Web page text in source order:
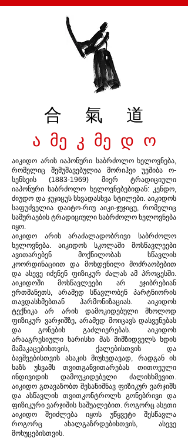
合 氣 道
ა მე კ მე დ ო
აიკიდო არის იაპონური საბრძოლო ხელოვნება,
რომელიც შემუშავებულია მორიჰეი უეშიბა ო-
სენსეის(1883-1969) მიერ ტრადიციული
იაპონური საბრძოლო ხელოვნებებიდან: კენდო,
ძიუდო და ჯუჯიცუს სხვადასხვა სტილები. აიკიდოს
საფუძველია დაიტო-რიუ აიკი-ჯუჯიცუ, რომელიც
სამურაების ტრადიციული საბრძოლო ხელოვნება
იყო.
აიკიდო არის არაძალადობრივი საბრძოლო
ხელოვნება. აიკიდოს სკოლაში მოსწავლეები
ავითარებენ მოქნილობას სწავლის
კოორდინაციით და მოხდენილი მოძრაობებით
და ასევე იძენენ ფიზიკურ ძალას ამ პროცესში.
აიკიდოში მოსწავლეები არ ეჯიბრებიან
ერთმანეთს, არამედ სწავლობენ პარტნიორის
თავდასხმებთან ჰარმონიზაციას. აიკიდოს
ტექნიკა არ არის დამოკიდებული მხოლოდ
ფიზიკურ ვარჯიშზე, არამედ მოიცავს დასვენებას
და გონების გაძლიერებას. აიკიდოს
არააგრესიული ხარისხი მას მიმზიდველს ხდის
მამაკაცებისთვის, ქალებისთვის და
ბავშვებისთვის ასაკის მიუხედავად, რადგან ის
ხაზს უსვამს თვითგანვითარებას თითოეული
ინდივიდის დამოუკიდებელი ძალისხმევით.
აიკიდო გთავაზობთ შესანიშნავ ფიზიკურ ვარჯიშს
და ასწავლის თვითკონტროლს გონებრივი და
ფიზიკური ვარჯიშის საშუალებით. როგორც ასეთი
აიკიდო შეიძლება იყოს უწყვეტი შესწავლა
როგორც ახალგაზრდებისთვის, ასევე
მოხუცებისთვის.